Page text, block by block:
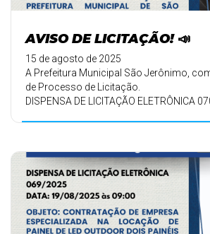
AVISO DE LICITAÇÃO! 📣
15 de agosto de 2025
A Prefeitura Municipal São Jerônimo,
de Processo de Licitação.
DISPENSA DE LICITAÇÃO ELETRÔNICA